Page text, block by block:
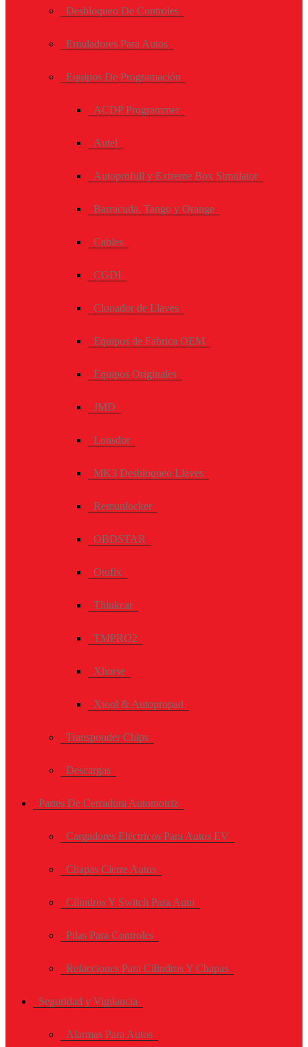
Desbloqueo De Controles
Emuladores Para Autos
Equipos De Programación
ACDP Programmer
Autel
Autoprofull y Extreme Box Simulator
Barracuda, Tango y Orange
Cables
CGDI
Clonador de Llaves
Equipos de Fabrica OEM
Equipos Originales
JMD
Lonsdor
MK3 Desbloqueo Llaves
Remunlocker
OBDSTAR
Otofix
Thinkcar
TMPRO2
Xhorse
Xtool & Autopropad
Transponder Chips
Descargas
Partes De Cerradura Automotriz
Cargadores Eléctricos Para Autos EV
Chapas Cierre Autos
Cilindros Y Switch Para Auto
Pilas Para Controles
Refacciones Para Cilindros Y Chapas
Seguridad y Vigilancia
Alarmas Para Autos